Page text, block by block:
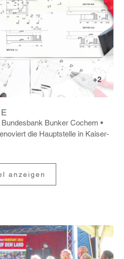
+2
Bunker Cochem
die Haupt­stelle in Kaiser­
anzeigen